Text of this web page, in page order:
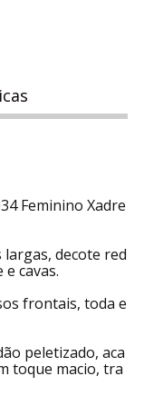
Feminino Xadre
decote red
cavas.
frontais, toda e
peletizado, aca
toque macio, tra